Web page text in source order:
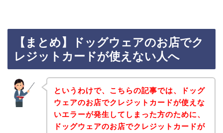
【まとめ】ドッグウェアのお店でク
レジットカードが使えない人へ
というわけで、こちらの記事では、ドッグ
ウェアのお店でクレジットカードが使えな
いエラーが発生してしまった方のために、
ドッグウェアのお店でクレジットカードが